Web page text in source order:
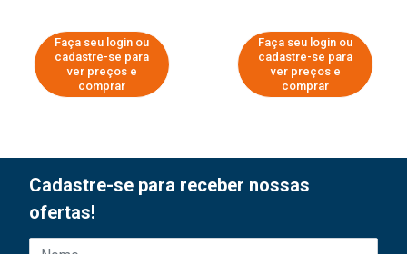
Faça seu login ou
cadastre-se para
ver preços e
comprar
Faça seu login ou
cadastre-se para
ver preços e
comprar
Cadastre-se para receber nossas
ofertas!